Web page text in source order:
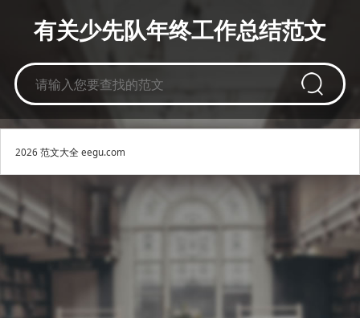
有关少先队年终工作总结范文
2026 范文大全eegu.com